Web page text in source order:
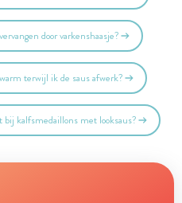
door varkenshaasje?
terwijl ik de saus afwerk?
kalfsmedaillons met looksaus?